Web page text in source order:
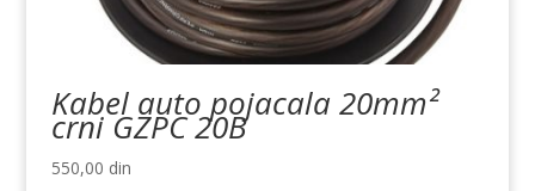
Kabel auto pojacala 20mm²
crni GZPC 20B
550,00 din